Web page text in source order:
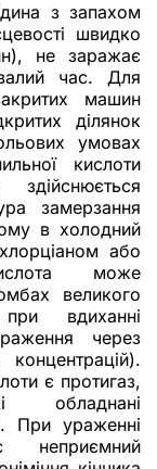
з запахом
швидко
не заражає
час. Для
машин
ділянок
умовах
кислоти
замерзання
в холодний
або
може
великого
вдиханні
через
є протигаз,
При ураженні
неприємний